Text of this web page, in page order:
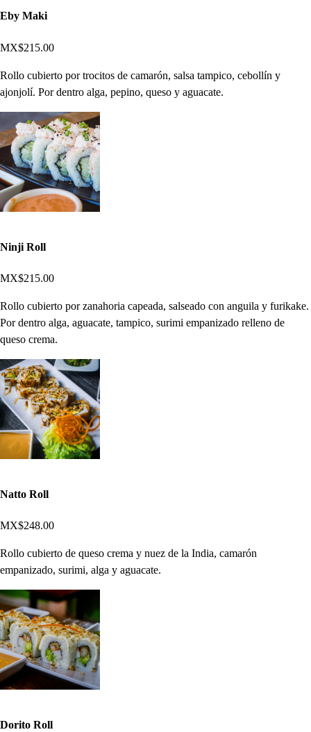
Eby Maki
MX$215.00
Rollo cubierto por trocitos de camarón, salsa tampico, cebollín y
ajonjolí. Por dentro alga, pepino, queso y aguacate.
Ninji Roll
MX$215.00
Rollo cubierto por zanahoria capeada, salseado con anguila y furikake.
Por dentro alga, aguacate, tampico, surimi empanizado relleno de
queso crema.
Natto Roll
MX$248.00
Rollo cubierto de queso crema y nuez de la India, camarón
empanizado, surimi, alga y aguacate.
Dorito Roll